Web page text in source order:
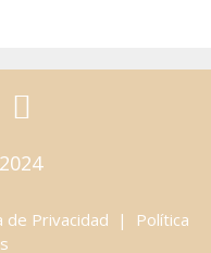
Privacidad | Política